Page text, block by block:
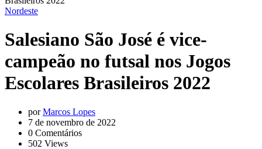
Nordeste
Salesiano São José é vice-
campeão no futsal nos Jogos
Escolares Brasileiros 2022
porMarcos Lopes
7 de novembro de 2022
0 Comentários
502 Views